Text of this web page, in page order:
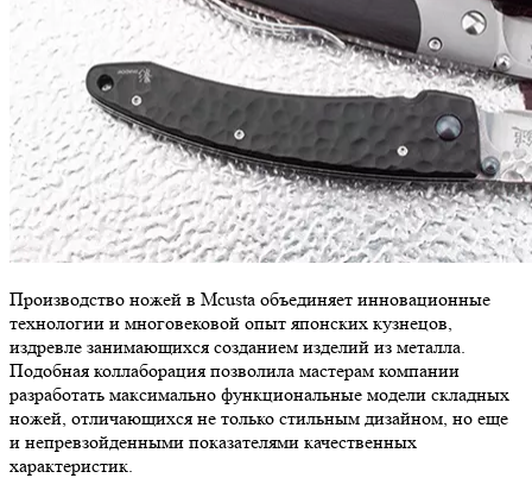
Производство ножей в Mcusta объединяет инновационные
технологии и многовековой опыт японских кузнецов,
издревле занимающихся созданием изделий из металла.
Подобная коллаборация позволила мастерам компании
разработать максимально функциональные модели складных
ножей, отличающихся не только стильным дизайном, но еще
и непревзойденными показателями качественных
характеристик.